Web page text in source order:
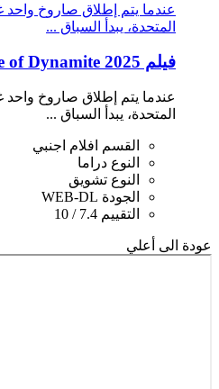
عندما يتم إطلاق صاروخ واحد
المتحدة، يبدأ السباق ...
فيلم A House of Dynamite 2025 مترجم HD
عندما يتم إطلاق صاروخ واحد
المتحدة، يبدأ السباق ...
القسم
افلام اجنبي
النوع دراما
النوع تشويق
الجودة WEB-DL
التقييم 7.4 / 10
عودة الى أعلي